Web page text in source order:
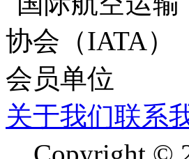
关于我们联系